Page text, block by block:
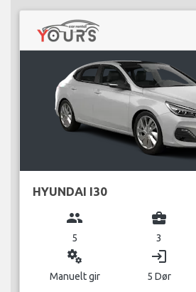
HYUNDAI I30
group
5
business_center
3
miscellaneous_services
Manuelt gir
login
5 Dør